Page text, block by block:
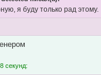
я буду только рад этому.
секунд: